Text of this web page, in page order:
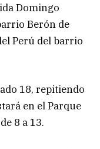
Domingo
Berón de
Perú del barrio
18, repitiendo
en el Parque
8 a 13.